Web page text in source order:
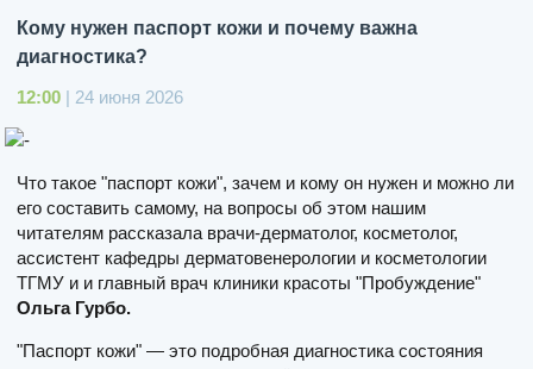
Кому нужен паспорт кожи и почему важна
диагностика?
12:00 | 24 июня 2026
Что такое "паспорт кожи", зачем и кому он нужен и можно ли
его составить самому, на вопросы об этом нашим
читателям рассказала врачи-дерматолог, косметолог,
ассистент кафедры дерматовенерологии и косметологии
ТГМУ и и главный врач клиники красоты "Пробуждение"
Ольга Гурбо.
"Паспорт кожи" — это подробная диагностика состояния